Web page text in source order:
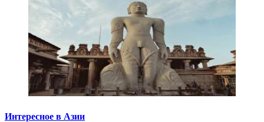
Интересное в Азии